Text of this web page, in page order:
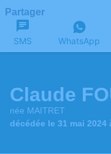
Partager
SMS WhatsApp
Claude
née MAITRET
décédée le 31 mai 2024